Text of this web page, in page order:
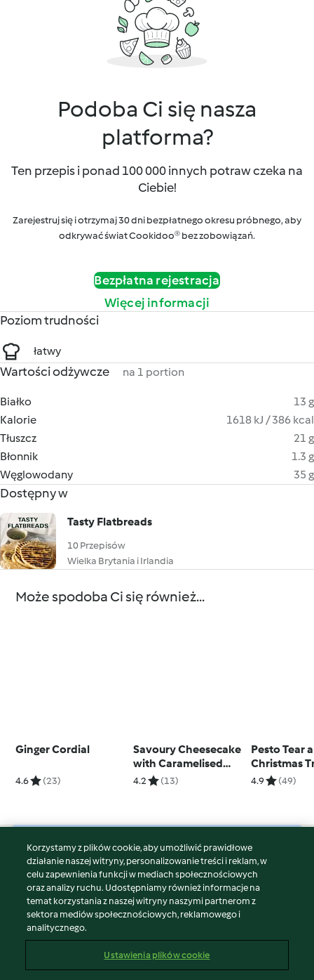
Podoba Ci się nasza
platforma?
Ten przepis i ponad 100 000 innych potraw czeka na
Ciebie!
Zarejestruj się i otrzymaj 30 dni bezpłatnego okresu próbnego, aby
odkrywać świat Cookidoo® bez zobowiązań.
Bezpłatna rejestracja
Więcej informacji
Poziom trudności
łatwy
Wartości odżywcze na 1 portion
Białko
13 g
Kalorie
1618 kJ / 386 kcal
Tłuszcz
21 g
Błonnik
1.3 g
Węglowodany
35 g
Dostępny w
Tasty Flatbreads
10 Przepisów
Wielka Brytania i Irlandia
Może spodoba Ci się również...
Ginger Cordial
4.6 (23)
Savoury Cheesecake
with Caramelised
Onions
4.2 (13)
Pesto Tear
Christmas
4.9 (49)
© Copyright 2026
Warunki korzystania
Polityka prywatności
Disclaimer
Znak wydawcy
Zgłoś treść
Korzystamy z plików cookie, aby umożliwić prawidłowe
działanie naszej witryny, personalizowanie treści i reklam, w
celu zapewnienia funkcji w mediach społecznościowych
oraz analizy ruchu. Udostępniamy również informacje na
temat korzystania z naszej witryny naszymi partnerom z
sektora mediów społecznościowych, reklamowego i
analitycznego.
Ustawienia plików cookie